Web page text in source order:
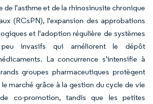
de l'asthme et de la rhinosinusite chronique
(RCsPN), l'expansion des approbations
et l'adoption régulière de systèmes
peu invasifs qui améliorent le dépôt
La concurrence s'intensifie à
groupes pharmaceutiques protègent
marché grâce à la gestion du cycle de vie
co-promotion, tandis que les petites